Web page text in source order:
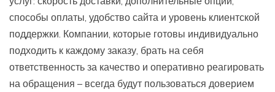
способы оплаты, удобство сайта и уровень клиентской
поддержки. Компании, которые готовы индивидуально
подходить к каждому заказу, брать на себя
ответственность за качество и оперативно реагировать
на обращения – всегда будут пользоваться доверием